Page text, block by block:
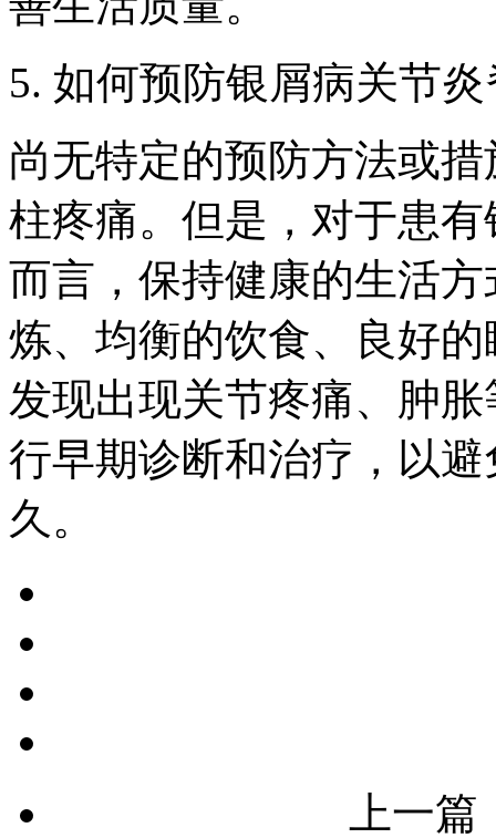
5. 如何预防银屑病关节
尚无特定的预防方法或
柱疼痛。但是，对于患
而言，保持健康的生活
炼、均衡的饮食、良好
发现出现关节疼痛、肿
行早期诊断和治疗，以
久。
上一篇